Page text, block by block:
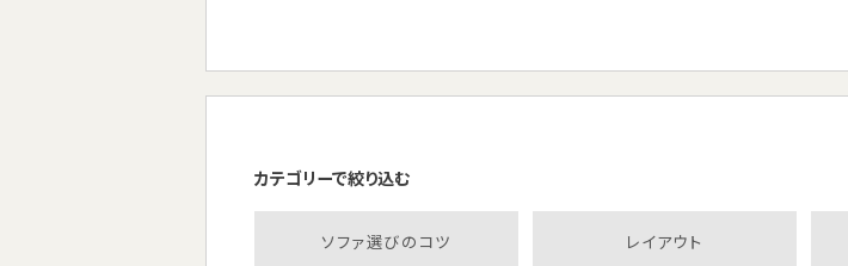
カテゴリーで絞り込む
ソファ選びのコツ レイアウト